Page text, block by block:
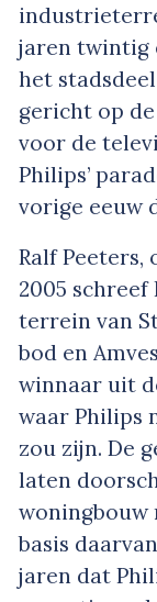
jaren twintig
het
gericht op
voor de
Philips’
vorige eeuw
Ralf Peeters,
2005
terrein van
bod en
winnaar uit
waar Philips
zou zijn. De
laten
woningbouw
basis
jaren dat